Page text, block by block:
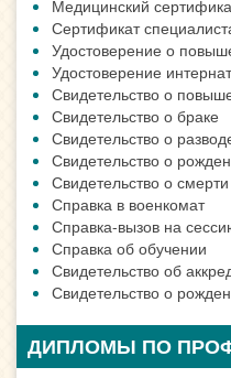
Медицинский
Сертификат
Удостоверение о
Удостоверение
Свидетельство о
Свидетельство о браке
Свидетельство о
Свидетельство о
Свидетельство о смерти
Справка в военкомат
Справка-вызов на
Справка об обучении
Свидетельство об
Свидетельство о
ДИПЛОМЫ ПО